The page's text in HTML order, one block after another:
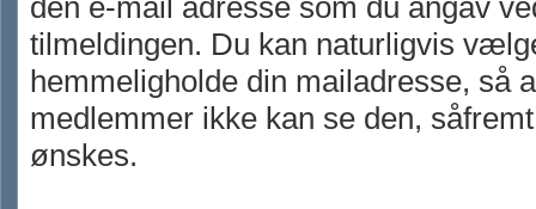
den e-mail adresse som du angav
tilmeldingen. Du kan naturligvis
hemmeligholde din mailadresse, så
medlemmer ikke kan se den,
ønskes.